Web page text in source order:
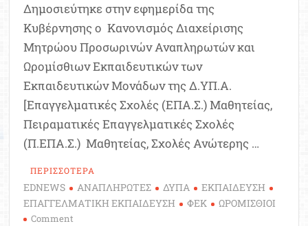
Δημοσιεύτηκε στην εφημερίδα της
Κυβέρνησης ο Κανονισμός Διαχείρισης
Μητρώου Προσωρινών Αναπληρωτών και
Ωρομίσθιων Εκπαιδευτικών των
Εκπαιδευτικών Μονάδων της Δ.ΥΠ.Α.
[Επαγγελματικές Σχολές (ΕΠΑ.Σ.) Μαθητείας,
Πειραματικές Επαγγελματικές Σχολές
(Π.ΕΠΑ.Σ.) Μαθητείας, Σχολές Ανώτερης …
ΠΕΡΙΣΣΟΤΕΡΑ
EDNEWS ΑΝΑΠΛΗΡΩΤΕΣ ΔΥΠΑ
ΕΚΠΑΙΔΕΥΣΗ
ΕΠΑΓΓΕΛΜΑΤΙΚΗ ΕΚΠΑΙΔΕΥΣΗ
ΦΕΚ ΩΡΟΜΙΣΘΙΟΙ
Comment